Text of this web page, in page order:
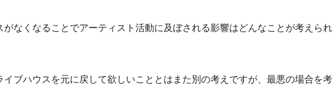
がなくなることでアーティスト活動に及ぼされる影響はどんなことが考えられ
イブハウスを元に戻して欲しいこととはまた別の考えですが、最悪の場合を考